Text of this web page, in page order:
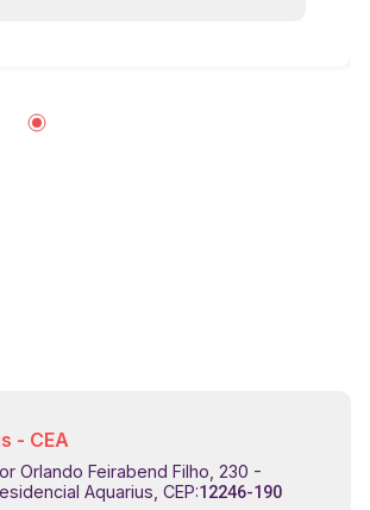
lareira a gás e fechamento em
instalado na suíte master,
sala de estar, jantar e cozinha -
Deca em toda a casa -
solar para chuveiros e torneiras -
Jardim com irrigação automática
- CEA
Orlando Feirabend Filho, 230 -
Aquarius, CEP:12246-190